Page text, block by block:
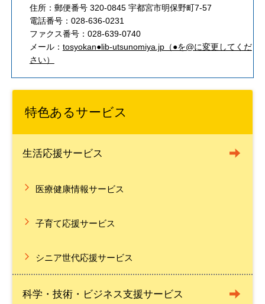
住所：郵便番号 320-0845 宇都宮市明保野町7-57
電話番号：028-636-0231
ファクス番号：028-639-0740
メール： tosyokan●lib-utsunomiya.jp（●を@に変更してくだ
さい）
特色あるサービス
生活応援サービス
医療健康情報サービス
子育て応援サービス
シニア世代応援サービス
科学・技術・ビジネス支援サービス